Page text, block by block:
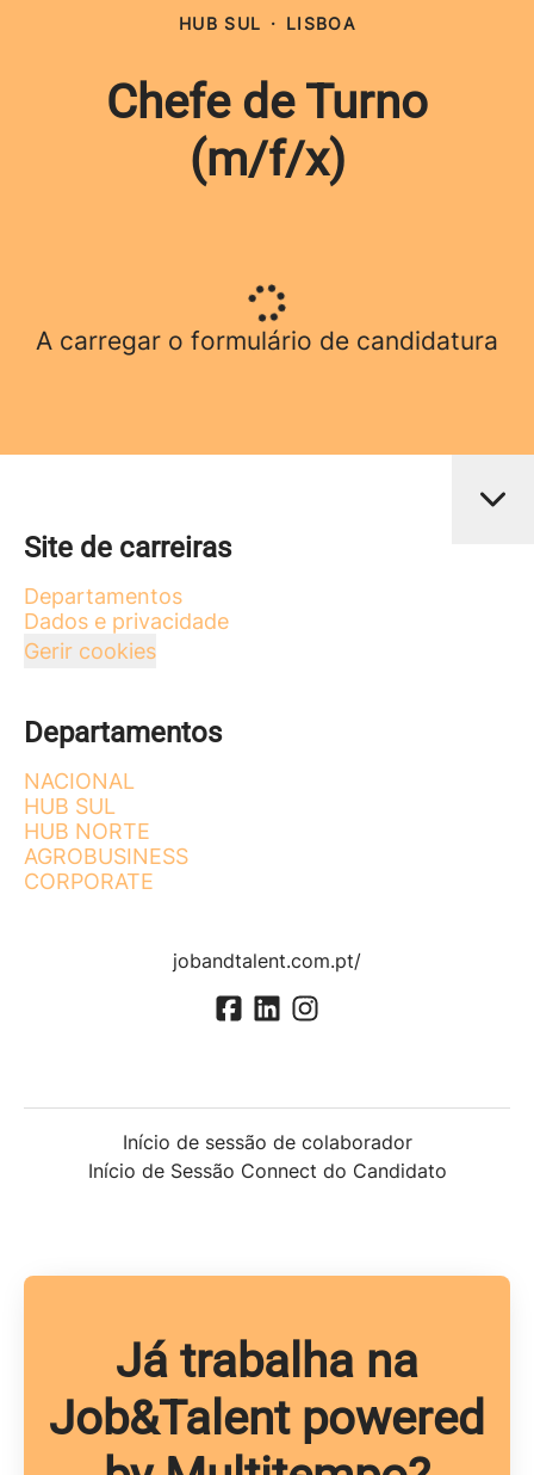
HUB SUL · LISBOA
Chefe de Turno
(m/f/x)
A carregar o formulário de candidatura
Site de carreiras
Departamentos
Dados e privacidade
Gerir cookies
Departamentos
NACIONAL
HUB SUL
HUB NORTE
AGROBUSINESS
CORPORATE
jobandtalent.com.pt/
Início de sessão de colaborador
Início de Sessão Connect do Candidato
Já trabalha na
Job&Talent powered